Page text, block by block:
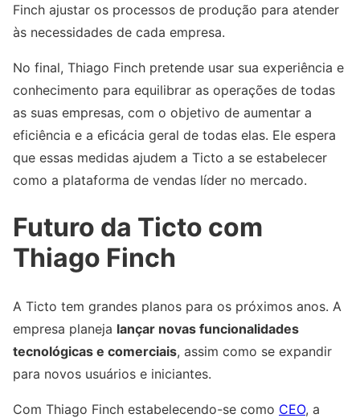
Finch ajustar os processos de produção para atender
às necessidades de cada empresa.
No final, Thiago Finch pretende usar sua experiência e
conhecimento para equilibrar as operações de todas
as suas empresas, com o objetivo de aumentar a
eficiência e a eficácia geral de todas elas. Ele espera
que essas medidas ajudem a Ticto a se estabelecer
como a plataforma de vendas líder no mercado.
Futuro da Ticto com
Thiago Finch
A Ticto tem grandes planos para os próximos anos. A
empresa planeja lançar novas funcionalidades
tecnológicas e comerciais, assim como se expandir
para novos usuários e iniciantes.
Com Thiago Finch estabelecendo-se como CEO, a